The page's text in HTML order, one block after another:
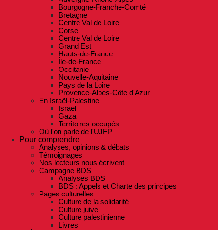
Bourgogne-Franche-Comté
Bretagne
Centre Val de Loire
Corse
Centre Val de Loire
Grand Est
Hauts-de-France
Île-de-France
Occitanie
Nouvelle-Aquitaine
Pays de la Loire
Provence-Alpes-Côte d'Azur
En Israël-Palestine
Israël
Gaza
Territoires occupés
Où l'on parle de l'UJFP
Pour comprendre
Analyses, opinions & débats
Témoignages
Nos lecteurs nous écrivent
Campagne BDS
Analyses BDS
BDS : Appels et Charte des principes
Pages culturelles
Culture de la solidarité
Culture juive
Culture palestinienne
Livres